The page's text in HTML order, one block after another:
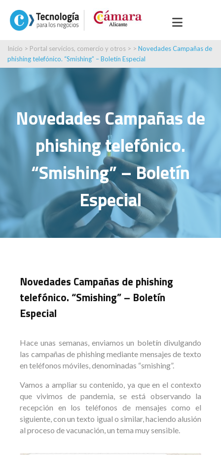
Inicio > Portal servicios, comercio y otros > > Novedades Campañas de
phishing telefónico. “Smishing” – Boletín Especial
Novedades Campañas de
phishing telefónico.
“Smishing” – Boletín
Especial
Novedades Campañas de phishing
telefónico. “Smishing” – Boletín
Especial
Hace unas semanas, enviamos un boletín divulgando
las campañas de phishing mediante mensajes de texto
en teléfonos móviles, denominadas “smishing”.
Vamos a ampliar su contenido, ya que en el contexto
que vivimos de pandemia, se está observando la
recepción en los teléfonos de mensajes como el
siguiente, con un texto igual o similar, haciendo alusión
al proceso de vacunación, un tema muy sensible.